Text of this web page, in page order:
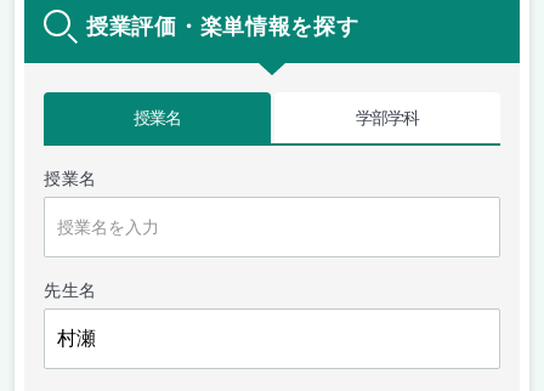
授業評価・楽単情報を探す
授業名 学部学科
授業名
先生名